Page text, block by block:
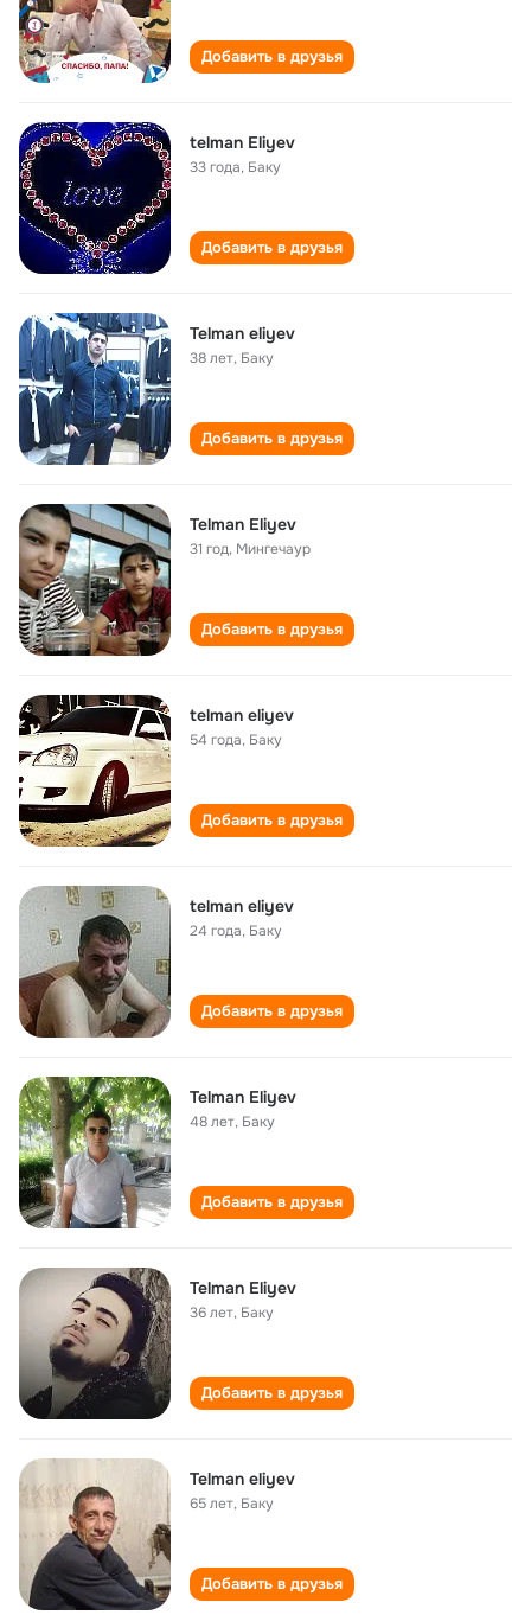
Добавить в друзья
telman Eliyev
33 года, Баку
Добавить в друзья
Telman eliyev
38 лет, Баку
Добавить в друзья
Telman Eliyev
31 год, Мингечаур
Добавить в друзья
telman eliyev
54 года, Баку
Добавить в друзья
telman eliyev
24 года, Баку
Добавить в друзья
Telman Eliyev
48 лет, Баку
Добавить в друзья
Telman Eliyev
36 лет, Баку
Добавить в друзья
Telman eliyev
65 лет, Баку
Добавить в друзья